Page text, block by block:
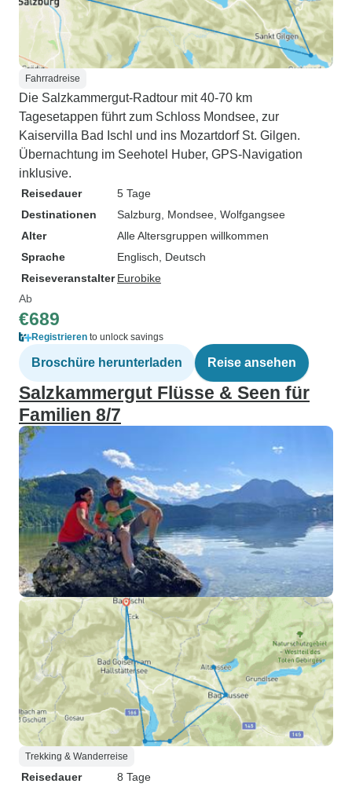
Fahrradreise
Die Salzkammergut-Radtour mit 40-70 km
Tagesetappen führt zum Schloss Mondsee, zur
Kaiservilla Bad Ischl und ins Mozartdorf St. Gilgen.
Übernachtung im Seehotel Huber, GPS-Navigation
inklusive.
Reisedauer
5 Tage
Destinationen
Salzburg , Mondsee , Wolfgangsee
Alter
Alle Altersgruppen willkommen
Sprache
Englisch, Deutsch
Reiseveranstalter Eurobike
Ab
€689
Registrieren to unlock savings
Broschüre herunterladen Reise ansehen
Salzkammergut Flüsse & Seen für
Familien 8/7
Trekking & Wanderreise
Reisedauer
8 Tage